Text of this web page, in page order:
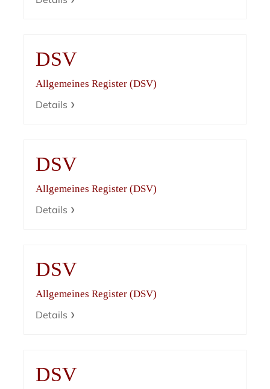
DSV
Allgemeines Register (DSV)
Details
DSV
Allgemeines Register (DSV)
Details
DSV
Allgemeines Register (DSV)
Details
DSV